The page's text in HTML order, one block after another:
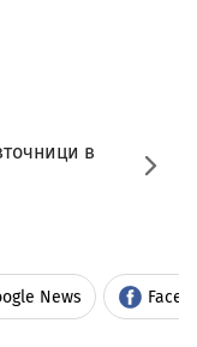
в
News